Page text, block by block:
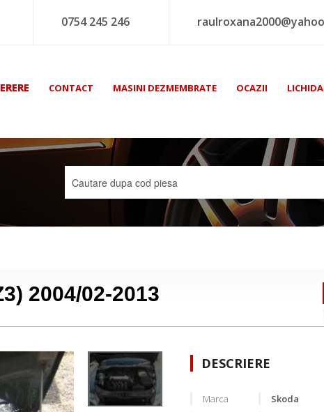
0754 245 246
CONTACT MASINI DEZMEMBRATE OCAZII
2004/02-2013
DESCRIERE
Marca
Skoda